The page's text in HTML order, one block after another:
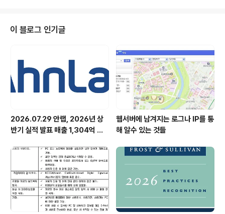
린 것들이 많아 도리어 혼란스러운 점도 없지 않았다. 보안
업계 관점에서 의견을 주면 이들에게 도움이 될 것 같다. 질
대학 입시를 앞둔 고교생들이다. 이들은 보안 전문가가 되
려면 어떤 과를 가야 할지 고민하거나 아예 대학 대신에 보
안 전문 교육기관..
이 블로그 인기글
2026.07.29 안랩, 2026년 상
반기 실적 발표 매출 1,304억 원,
웹서버에 남겨지는 로그나 IP를 통
해 알수 있는 것들